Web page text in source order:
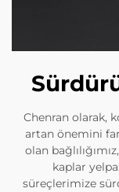
Chenran olarak,
artan önemini
olan
kaplar
süreçlerimize